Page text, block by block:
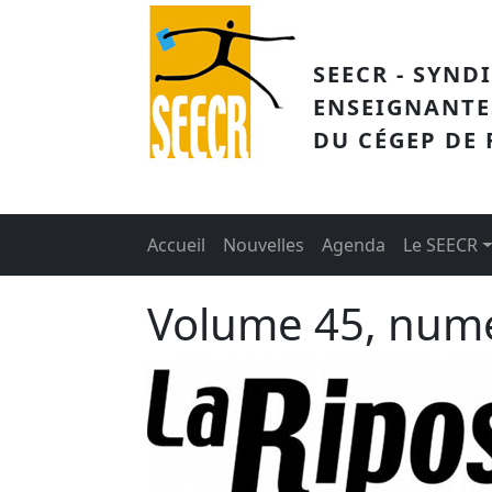
Aller au contenu principal
SEECR -
DU CÉGEP
Main menu
Accueil Nouvelles Agenda Le SEECR
Volume 45,